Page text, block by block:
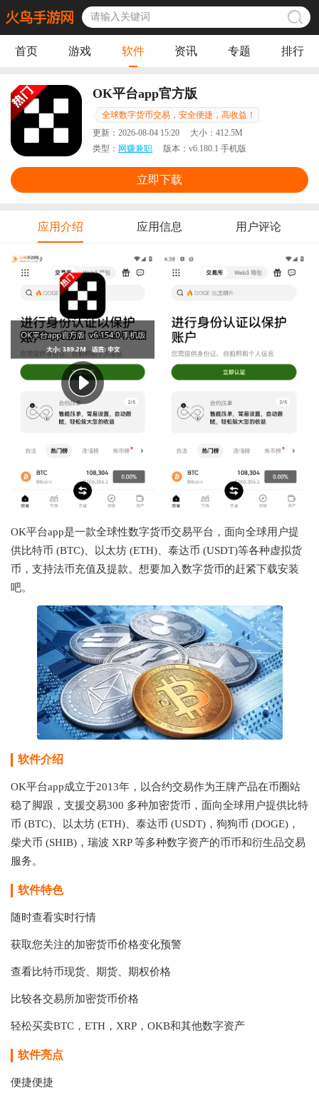
首页 游戏 软件 资讯 专题 排行
OK平台app官方版
全球数字货币交易，安全便捷，高收益！
更新： 2026-08-04 15:20 大小： 412.5M
类型： 网赚兼职 版本： v6.180.1 手机版
立即下载
应用介绍 应用信息 用户评论
OK平台app是一款全球性数字货币交易平台，面向全球用户提
供比特币 (BTC)、以太坊 (ETH)、泰达币 (USDT)等各种虚拟货
币，支持法币充值及提款。想要加入数字货币的赶紧下载安装
吧。
软件介绍
OK平台app成立于2013年，以合约交易作为王牌产品在币圈站
稳了脚跟，支援交易300 多种加密货币，面向全球用户提供比特
币 (BTC)、以太坊 (ETH)、泰达币 (USDT)，狗狗币 (DOGE)，
柴犬币 (SHIB)，瑞波 XRP 等多种数字资产的币币和衍生品交易
服务。
软件特色
随时查看实时行情
获取您关注的加密货币价格变化预警
查看比特币现货、期货、期权价格
比较各交易所加密货币价格
轻松买卖BTC，ETH，XRP，OKB和其他数字资产
软件亮点
便捷便捷